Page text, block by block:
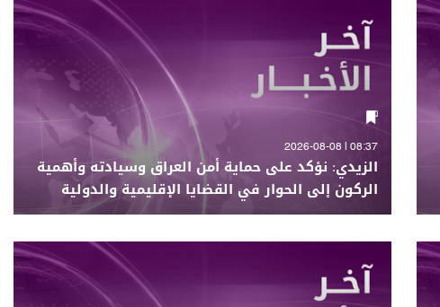
08:37 | 2026-08-08
الزيدي: نؤكد على حماية أمن العراق وسيادته وأهمية
الركون إلى الحوار في القضايا الإقليمية والدولية